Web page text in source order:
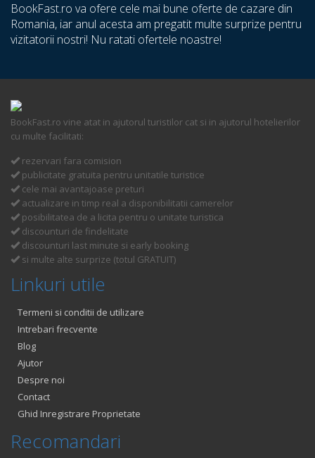
BookFast.ro va ofere cele mai bune oferte de cazare din
Romania, iar anul acesta am pregatit multe surprize pentru
vizitatorii nostri! Nu ratati ofertele noastre!
BookFast.ro vine atat in ajutorul turistilor cat si in ajutorul hotelierilor
cu multe facilitati:
rezervari fara comision
publicitate gratuita pentru unitatile turistice
cele mai avantajoase preturi
actualizare in timp real a disponibilitatii camerelor
posibilitatea de a licita pentru o unitate turistica
discounturi de findelitate
discounturi last minute si early booking
si multe alte surprize (totul GRATUIT)
Linkuri utile
Termeni si conditii de utilizare
Intrebari frecvente
Blog
Ajutor
Despre noi
Contact
Ghid Inregistrare Proprietate
Recomandari